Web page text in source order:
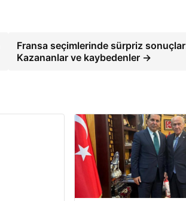
Fransa seçimlerinde sürpriz
Kazananlar ve kaybedenler →